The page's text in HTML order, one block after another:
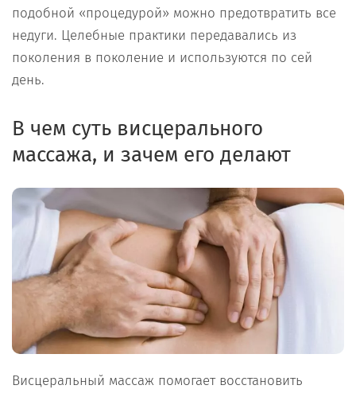
подобной «процедурой» можно предотвратить все
недуги. Целебные практики передавались из
поколения в поколение и используются по сей
день.
В чем суть висцерального
массажа, и зачем его делают
Висцеральный массаж помогает восстановить